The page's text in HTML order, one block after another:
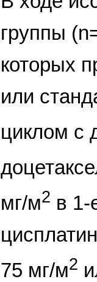
группы
которых
или
циклом с
мг/м2 в 1-
75 мг/м2